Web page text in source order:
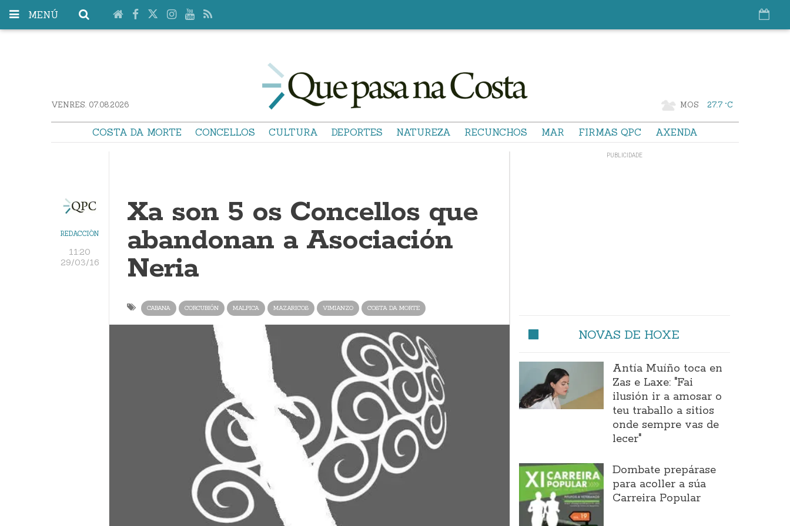
MENÚ
VENRES. 07.08.2026 MOS 27.7 °C
COSTA DA MORTE CONCELLOS CULTURA DEPORTES NATUREZA RECUNCHOS MAR FIRMAS QPC AXENDA
REDACCIÓN
11:20
29/03/16
Xa son 5 os Concellos que
abandonan a Asociación
Neria
CABANA CORCUBIÓN MALPICA MAZARICOS VIMIANZO COSTA DA MORTE
NOVAS DE HOXE
Antía Muíño toca en
Zas e Laxe: "Fai
ilusión ir a amosar o
teu traballo a sitios
onde sempre vas de
lecer"
Dombate prepárase
para acoller a súa
Carreira Popular